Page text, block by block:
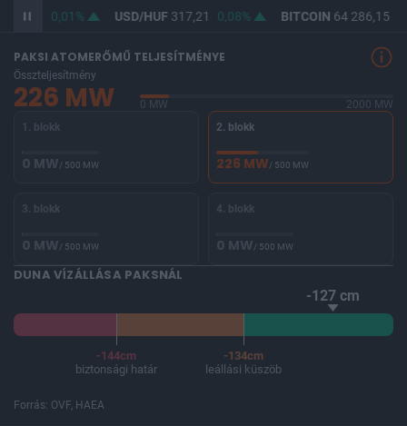
365,46 0,01% USD/HUF317,21 0,08% BITCOIN64 286,15
PAKSI ATOMERŐMŰ TELJESÍTMÉNYE
Összteljesítmény
226 MW 0 MW
2000 MW
1. blokk
0 MW/ 500 MW
2. blokk
226 MW/ 500 MW
3. blokk
0 MW/ 500 MW
4. blokk
0 MW/ 500 MW
DUNA VÍZÁLLÁSA PAKSNÁL
-127 cm
-144cm
biztonsági határ
-134cm
leállási küszöb
Forrás: OVF, HAEA